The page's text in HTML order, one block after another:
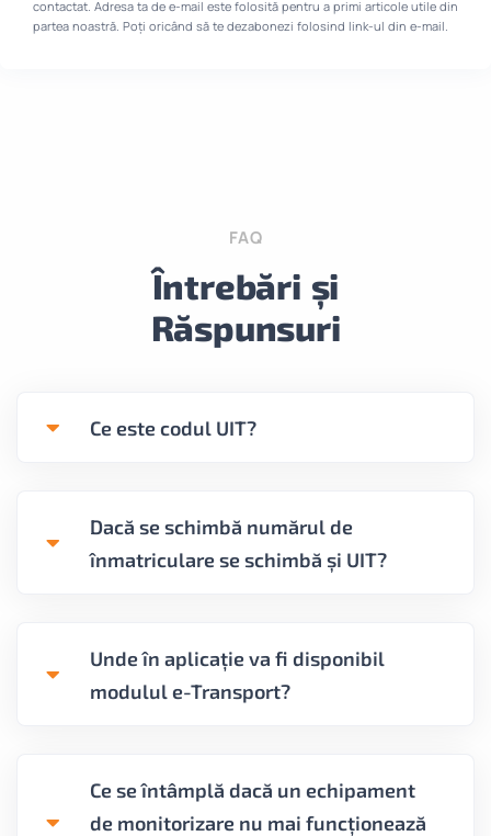
contactat. Adresa ta de e-mail este folosită pentru a primi articole utile din
partea noastră. Poți oricând să te dezabonezi folosind link-ul din e-mail.
FAQ
Întrebări și
Răspunsuri
Ce este codul UIT?
Dacă se schimbă numărul de
înmatriculare se schimbă și UIT?
Unde în aplicație va fi disponibil
modulul e-Transport?
Ce se întâmplă dacă un echipament
de monitorizare nu mai funcționează